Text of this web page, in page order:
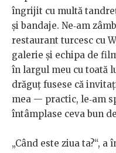
îngrijit cu multă
şi bandaje. Ne‑am
restaurant turcesc cu
galerie şi echipa de
în largul meu cu toată
drăguţ fusese că
mea — practic, le‑am
întâmplase ceva bun
„Când este ziua ta?“, a